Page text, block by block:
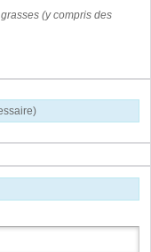
(y compris des